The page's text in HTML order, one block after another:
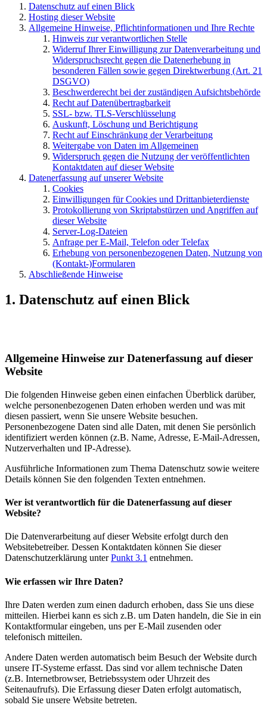
Datenschutz auf einen Blick
Hosting dieser Website
Allgemeine Hinweise, Pflichtinformationen und Ihre Rechte
Hinweis zur verantwortlichen Stelle
Widerruf Ihrer Einwilligung zur Datenverarbeitung und
Widerspruchsrecht gegen die Datenerhebung in
besonderen Fällen sowie gegen Direktwerbung (Art. 21
DSGVO)
Beschwerderecht bei der zuständigen Aufsichtsbehörde
Recht auf Datenübertragbarkeit
SSL- bzw. TLS-Verschlüsselung
Auskunft, Löschung und Berichtigung
Recht auf Einschränkung der Verarbeitung
Weitergabe von Daten im Allgemeinen
Widerspruch gegen die Nutzung der veröffentlichten
Kontaktdaten auf dieser Website
Datenerfassung auf unserer Website
Cookies
Einwilligungen für Cookies und Drittanbieterdienste
Protokollierung von Skriptabstürzen und Angriffen auf
dieser Website
Server-Log-Dateien
Anfrage per E-Mail, Telefon oder Telefax
Erhebung von personenbezogenen Daten, Nutzung von
(Kontakt-)Formularen
Abschließende Hinweise
1. Datenschutz auf einen Blick
Allgemeine Hinweise zur Datenerfassung auf dieser
Website
Die folgenden Hinweise geben einen einfachen Überblick darüber,
welche personenbezogenen Daten erhoben werden und was mit
diesen passiert, wenn Sie unsere Website besuchen.
Personenbezogene Daten sind alle Daten, mit denen Sie persönlich
identifiziert werden können (z.B. Name, Adresse, E-Mail-Adressen,
Nutzerverhalten und IP-Adresse).
Ausführliche Informationen zum Thema Datenschutz sowie weitere
Details können Sie den folgenden Texten entnehmen.
Wer ist verantwortlich für die Datenerfassung auf dieser
Website?
Die Datenverarbeitung auf dieser Website erfolgt durch den
Websitebetreiber. Dessen Kontaktdaten können Sie dieser
Datenschutzerklärung unterPunkt 3.1 entnehmen.
Wie erfassen wir Ihre Daten?
Ihre Daten werden zum einen dadurch erhoben, dass Sie uns diese
mitteilen. Hierbei kann es sich z.B. um Daten handeln, die Sie in ein
Kontaktformular eingeben, uns per E-Mail zusenden oder
telefonisch mitteilen.
Andere Daten werden automatisch beim Besuch der Website durch
unsere IT-Systeme erfasst. Das sind vor allem technische Daten
(z.B. Internetbrowser, Betriebssystem oder Uhrzeit des
Seitenaufrufs). Die Erfassung dieser Daten erfolgt automatisch,
sobald Sie unsere Website betreten.